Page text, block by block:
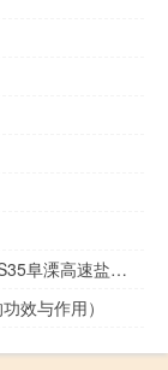
2023-11-17 09:11： 2023年11月17日9时，S35阜溧高速盐城段双向在九龙口枢纽，由于施工，关闭阜宁主线、东沟、建湖西双向入口。 ​​​
效与作用）